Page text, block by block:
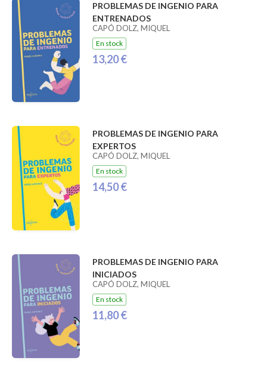
PROBLEMAS DE INGENIO PARA
ENTRENADOS
CAPÓ DOLZ, MIQUEL
En stock
13,20 €
PROBLEMAS DE INGENIO PARA
EXPERTOS
CAPÓ DOLZ, MIQUEL
En stock
14,50 €
PROBLEMAS DE INGENIO PARA
INICIADOS
CAPÓ DOLZ, MIQUEL
En stock
11,80 €